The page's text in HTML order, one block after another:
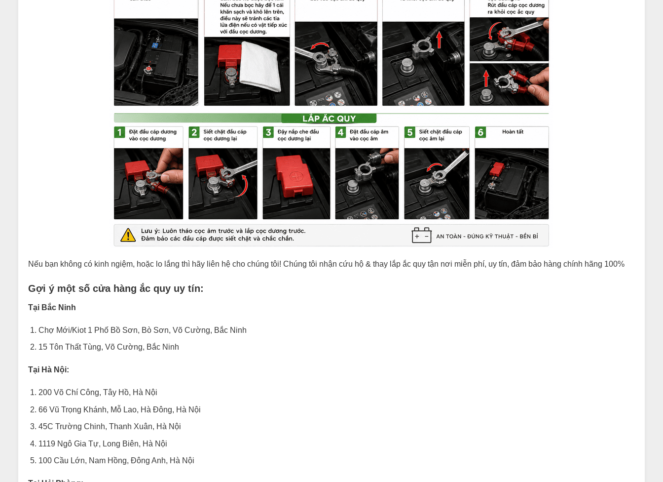
Nếu bạn không có kinh ngiệm, hoặc lo lắng thì hãy liên hệ cho chúng tôi! Chúng tôi nhận cứu hộ & thay lắp ắc quy tận nơi miễn phí, uy tín, đảm bảo hàng chính hãng 100%
Gợi ý một số cửa hàng ắc quy uy tín:
Tại Bắc Ninh
Chợ Mới/Kiot 1 Phố Bồ Sơn, Bò Sơn, Võ Cường, Bắc Ninh
15 Tôn Thất Tùng, Võ Cường, Bắc Ninh
Tại Hà Nội:
200 Võ Chí Công, Tây Hồ, Hà Nội
66 Vũ Trọng Khánh, Mỗ Lao, Hà Đông, Hà Nội
45C Trường Chinh, Thanh Xuân, Hà Nội
1119 Ngô Gia Tự, Long Biên, Hà Nội
100 Cầu Lớn, Nam Hồng, Đông Anh, Hà Nội